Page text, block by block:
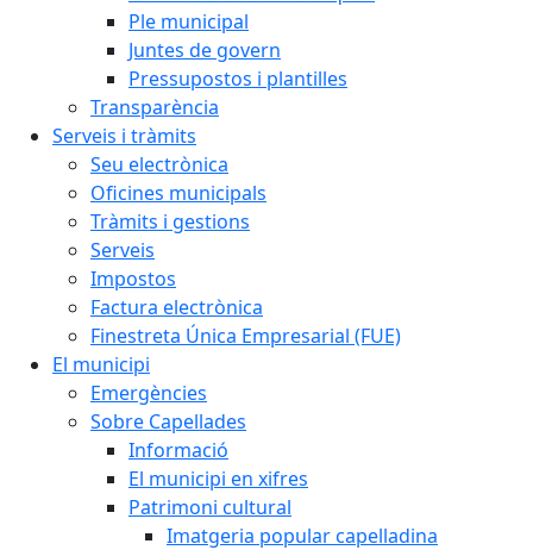
Ple municipal
Juntes de govern
Pressupostos i plantilles
Transparència
Serveis i tràmits
Seu electrònica
Oficines municipals
Tràmits i gestions
Serveis
Impostos
Factura electrònica
Finestreta Única Empresarial (FUE)
El municipi
Emergències
Sobre Capellades
Informació
El municipi en xifres
Patrimoni cultural
Imatgeria popular capelladina